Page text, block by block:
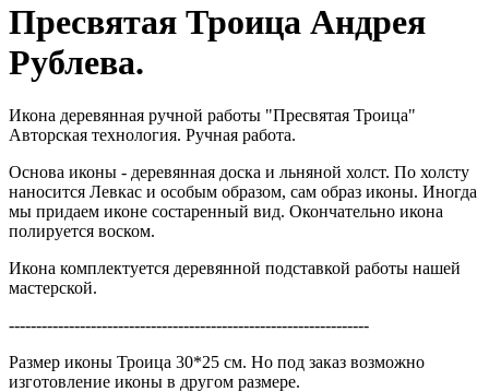
Пресвятая Троица Андрея
Рублева.
Икона деревянная ручной работы "Пресвятая Троица"
Авторская технология. Ручная работа.
Основа иконы - деревянная доска и льняной холст. По холсту
наносится Левкас и особым образом, сам образ иконы. Иногда
мы придаем иконе состаренный вид. Окончательно икона
полируется воском.
Икона комплектуется деревянной подставкой работы нашей
мастерской.
------------------------------------------------------------------
Размер иконы Троица 30*25 см. Но под заказ возможно
изготовление иконы в другом размере.